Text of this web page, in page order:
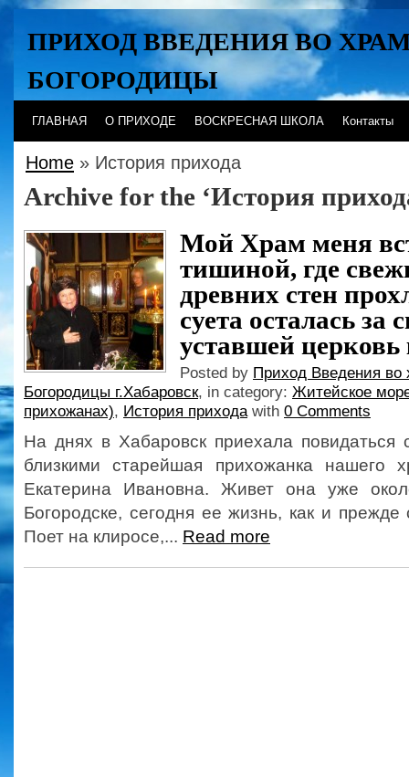
ПРИХОД ВВЕДЕНИЯ ВО
БОГОРОДИЦЫ
Хабаровск
ГЛАВНАЯ О ПРИХОДЕ ВОСКРЕСНАЯ ШКОЛА Контакты
Home » История прихода
Archive for the ‘История
Мой Храм меня
тишиной, где
древних стен
суета осталась
уставшей церковь
Posted by Приход Введения во
Богородицы г.Хабаровск, in category: Житейское
прихожанах), История приходаwith 0 Comments
На днях в Хабаровск приехала
близкими старейшая прихожанка нашего
Екатерина Ивановна. Живет она уже
Богородске, сегодня ее жизнь, как и прежде
Поет на клиросе,... Read more